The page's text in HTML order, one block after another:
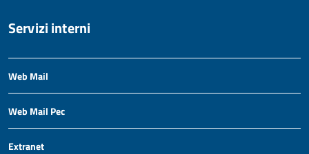
Servizi interni
Web Mail
Web Mail Pec
Extranet